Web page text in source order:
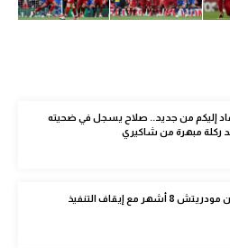
عاد إليكم من جديد.. صلاح يسجل في ضحيته
ركلة مبهرة من شاكيري
أشهر مع إيقاف التنفيذ